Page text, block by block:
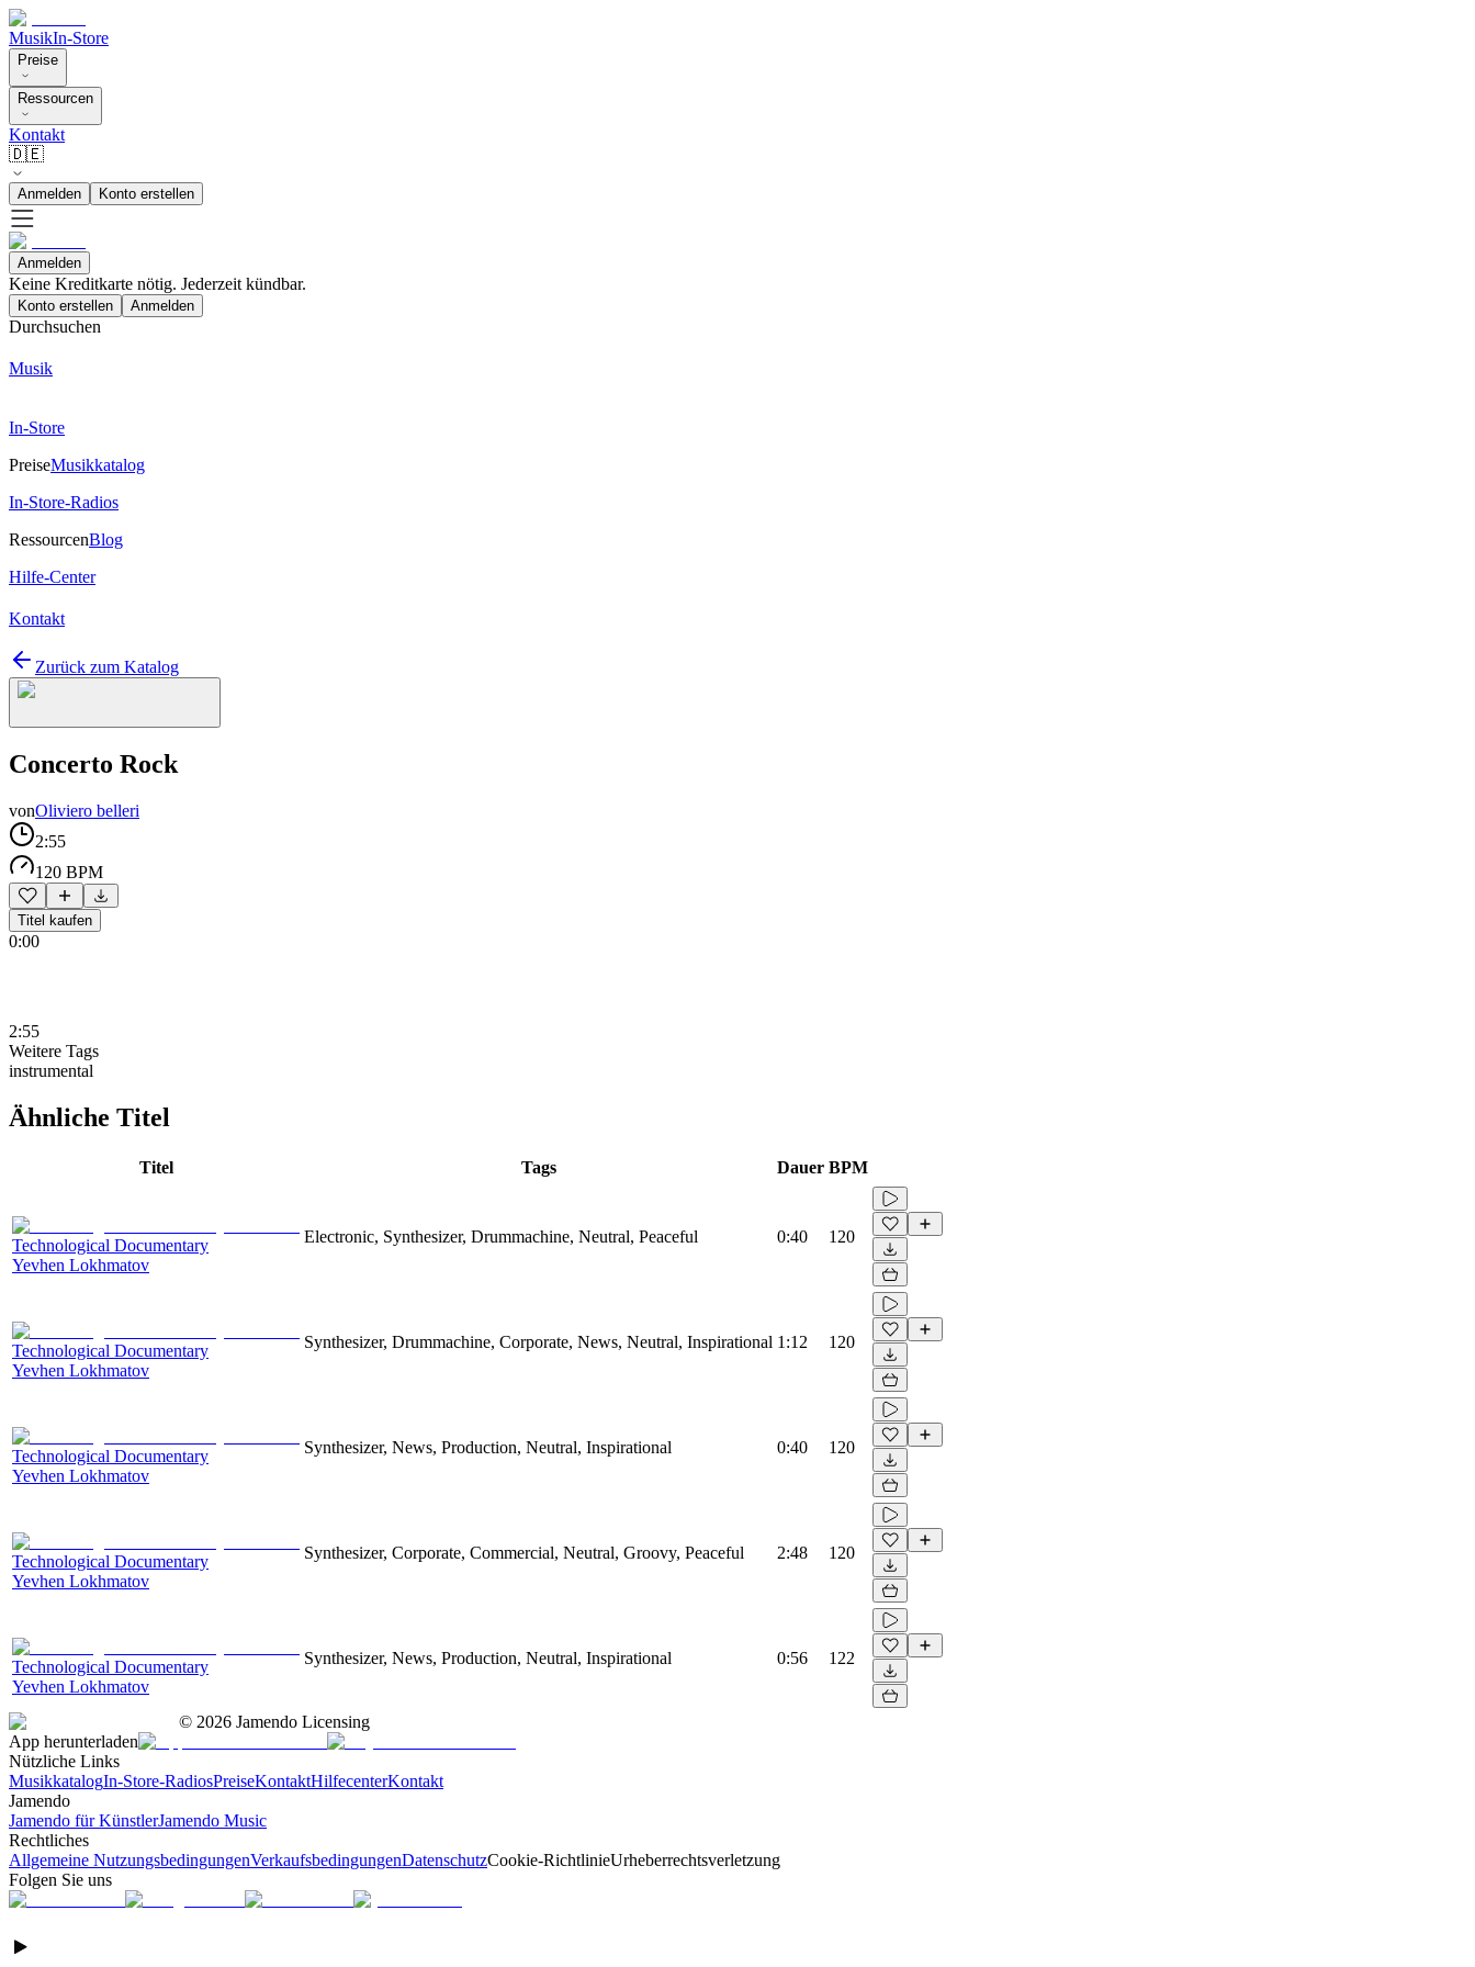
MusikIn-Store
Preise
Ressourcen
Kontakt
🇩🇪
Anmelden Konto erstellen
Anmelden
Keine Kreditkarte nötig. Jederzeit kündbar.
Konto erstellen Anmelden
Durchsuchen
Musik
In-Store
PreiseMusikkatalog
In-Store-Radios
RessourcenBlog
Hilfe-Center
Kontakt
Zurück zum Katalog
Concerto Rock
vonOliviero belleri
2:55
120 BPM
Titel kaufen
0:00
2:55
Weitere Tags
instrumental
Ähnliche Titel
Titel Tags Dauer BPM
Technological Documentary
Yevhen Lokhmatov
Electronic, Synthesizer, Drummachine, Neutral, Peaceful 0:40 120
Technological Documentary
Yevhen Lokhmatov
Synthesizer, Drummachine, Corporate, News, Neutral, Inspirational 1:12 120
Technological Documentary
Yevhen Lokhmatov
Synthesizer, News, Production, Neutral, Inspirational 0:40 120
Technological Documentary
Yevhen Lokhmatov
Synthesizer, Corporate, Commercial, Neutral, Groovy, Peaceful 2:48 120
Technological Documentary
Yevhen Lokhmatov
Synthesizer, News, Production, Neutral, Inspirational 0:56 122
© 2026 Jamendo Licensing
App herunterladen
Nützliche Links
MusikkatalogIn-Store-RadiosPreiseKontaktHilfecenterKontakt
Jamendo
Jamendo für KünstlerJamendo Music
Rechtliches
Allgemeine NutzungsbedingungenVerkaufsbedingungenDatenschutzCookie-RichtlinieUrheberrechtsverletzung
Folgen Sie uns